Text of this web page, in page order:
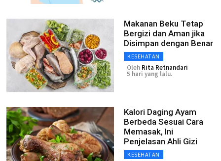
Makanan Beku Tetap
Bergizi dan Aman jika
Disimpan dengan Benar
KESEHATAN
Oleh Rita Retnandari
5 hari yang lalu.
Kalori Daging Ayam
Berbeda Sesuai Cara
Memasak, Ini
Penjelasan Ahli Gizi
KESEHATAN